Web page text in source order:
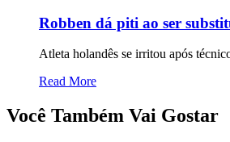
Robben dá piti ao ser
Atleta holandês se irritou após
Read More
Você Também Vai Gostar